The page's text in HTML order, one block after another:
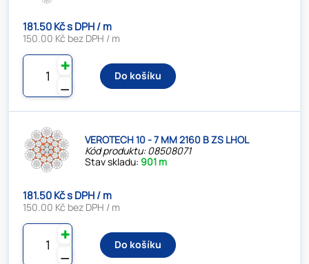
181.50 Kč s DPH / m
150.00 Kč bez DPH / m
⚊
✚
Do košíku
VEROTECH 10 - 7 MM 2160 B ZS LHOL
Kód produktu: 08508071
Stav skladu: 901 m
181.50 Kč s DPH / m
150.00 Kč bez DPH / m
⚊
✚
Do košíku